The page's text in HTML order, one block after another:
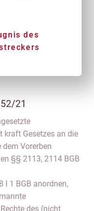
des
21
kraft Gesetzes an die
Vorerben
§§ 2113, 2114 BGB
I 1 BGB anordnen,
des (nicht